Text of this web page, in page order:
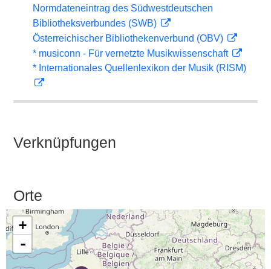
Normdateneintrag des Südwestdeutschen
Bibliotheksverbundes (SWB)
Österreichischer Bibliothekenverbund (OBV)
* musiconn - Für vernetzte Musikwissenschaft
* Internationales Quellenlexikon der Musik (RISM)
Verknüpfungen
Orte
+
-